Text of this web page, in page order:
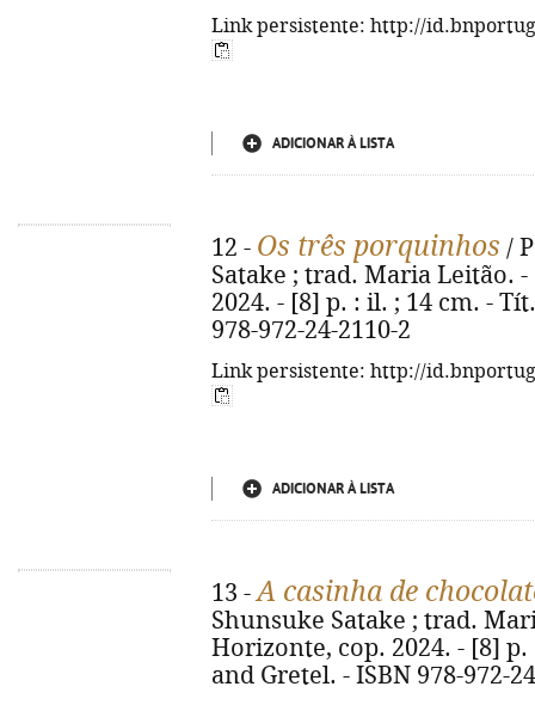
Link persistente: http://
ADICIONAR À LISTA
12 - Os três porquinhos /
Satake ; trad. Maria Leitão.
2024. - [8] p. : il. ; 14 cm. -
978-972-24-2110-2
Link persistente: http://
ADICIONAR À LISTA
13 -A casinha de
Shunsuke Satake ; trad.
Horizonte, cop. 2024. - [8]
and Gretel. - ISBN 978-972-